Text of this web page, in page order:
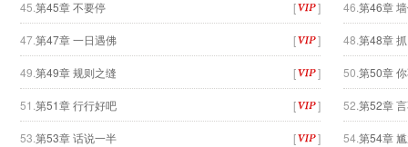
45. 第45章 不要停 [ ] 46. 第46章
47.第47章 一日遇佛 [ ] 48. 第48章
49. 第49章 规则之缝 [ ] 50. 第50章
51. 第51章 行行好吧 [ ] 52. 第52章
53. 第53章 话说一半 [ ] 54. 第54章